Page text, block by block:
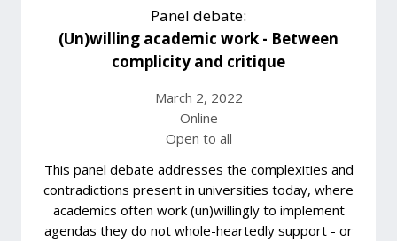
Panel debate:
(Un)willing academic work - Between
complicity and critique
March 2, 2022
Online
Open to all
This panel debate addresses the complexities and
contradictions present in universities today, where
academics often work (un)willingly to implement
agendas they do not whole-heartedly support - or